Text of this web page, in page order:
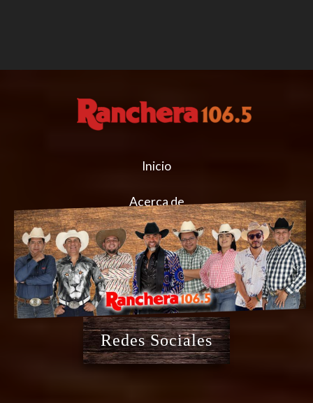
Inicio
Acerca de
Redes Sociales